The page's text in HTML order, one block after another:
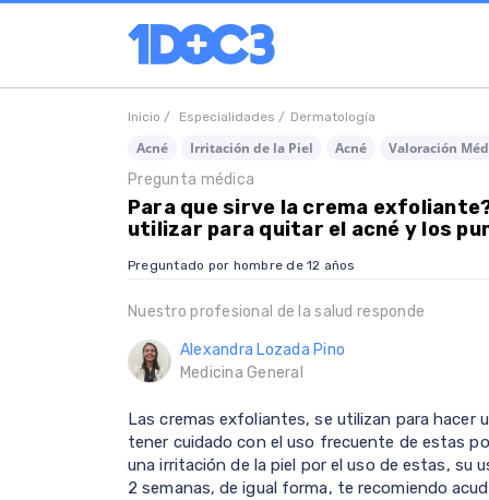
Inicio / Especialidades / Dermatología
Acné Irritación de la Piel Acné
Valoración
Pregunta médica
Para que sirve la crema
utilizar para quitar el acné y los
Preguntado por hombre de 12 años
Nuestro profesional de la salud responde
Alexandra Lozada Pino
Medicina General
Las cremas exfoliantes, se utilizan para hacer
tener cuidado con el uso frecuente de estas
una irritación de la piel por el uso de estas, su
2 semanas, de igual forma, te recomiendo